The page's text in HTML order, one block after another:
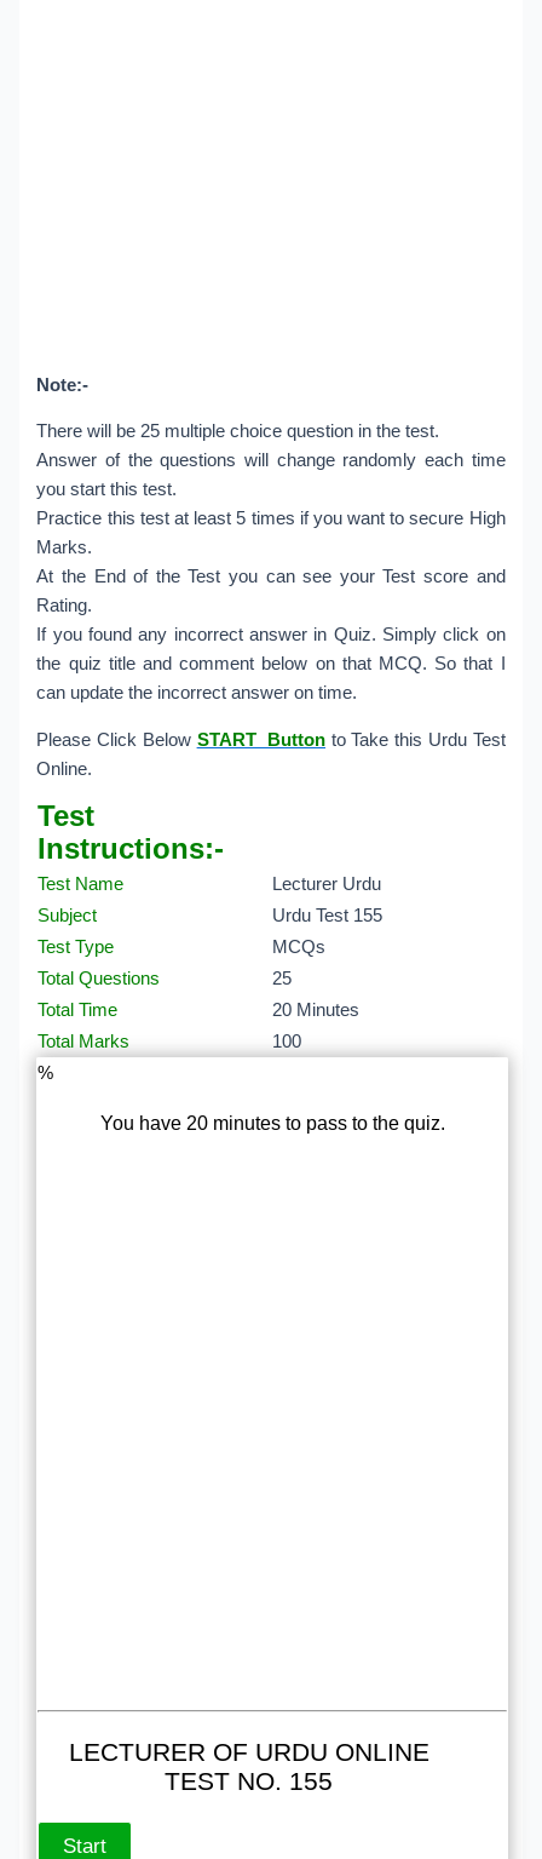
Note:-
There will be 25 multiple choice question in the test.
Answer of the questions will change randomly each time
you start this test.
Practice this test at least 5 times if you want to secure High
Marks.
At the End of the Test you can see your Test score and
Rating.
If you found any incorrect answer in Quiz. Simply click on
the quiz title and comment below on that MCQ. So that I
can update the incorrect answer on time.
Please Click Below START Button to Take this Urdu Test
Online.
Test
Instructions:-
Test Name
Lecturer Urdu
Subject
Urdu Test 155
Test Type
MCQs
Total Questions
25
Total Time
20 Minutes
Total Marks
100
%
You have 20 minutes to pass to the quiz.
LECTURER OF URDU ONLINE
TEST NO. 155